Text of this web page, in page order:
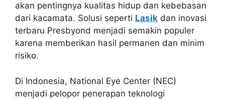
akan pentingnya kualitas hidup dan kebebasan
dari kacamata. Solusi seperti Lasik dan inovasi
terbaru Presbyond menjadi semakin populer
karena memberikan hasil permanen dan minim
risiko.
Di Indonesia, National Eye Center (NEC)
menjadi pelopor penerapan teknologi